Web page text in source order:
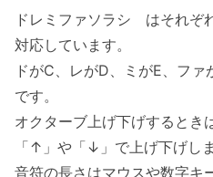
ドレミファソラシ はそれ
対応しています。
ドがC、レがD、ミがE、フ
です。
オクターブ上げ下げするとき
「↑」や「↓」で上げ下げしま
音符の長さはマウスや数字キ